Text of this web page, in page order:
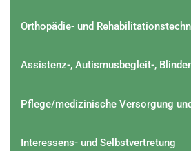
Orthopädie- und
Assistenz-, Autismusbegleit-,
Pflege/medizinische Versorgung
Interessens- und Selbstvertretung